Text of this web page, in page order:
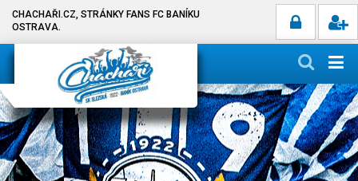
CHACHAŘI.CZ, STRÁNKY FANS FC BANÍKU
OSTRAVA.